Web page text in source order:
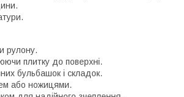
рулону.
плитку до поверхні.
бульбашок і складок.
або ножицями.